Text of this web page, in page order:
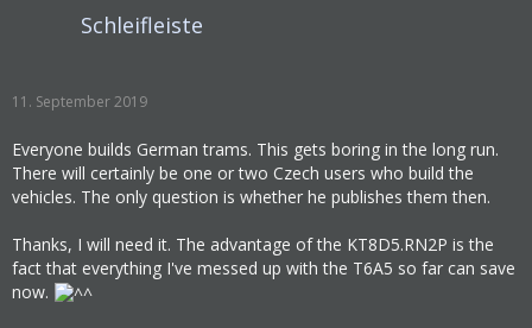
Schleifleiste
11. September 2019
Everyone builds German trams. This gets boring in the long run.
There will certainly be one or two Czech users who build the
vehicles. The only question is whether he publishes them then.
Thanks, I will need it. The advantage of the KT8D5.RN2P is the
fact that everything I've messed up with the T6A5 so far can save
now.